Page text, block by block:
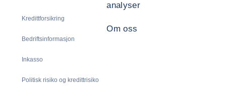
Kredittforsikring
Bedriftsinformasjon
Inkasso
Politisk risiko og kredittrisiko
analyser
Om oss